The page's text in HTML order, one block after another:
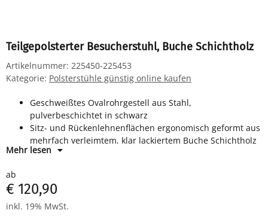
Teilgepolsterter Besucherstuhl, Buche Schichtholz
Artikelnummer: 225450-225453
Kategorie: Polsterstühle günstig online kaufen
Geschweißtes Ovalrohrgestell aus Stahl,
pulverbeschichtet in schwarz
Sitz- und Rückenlehnenflächen ergonomisch geformt aus
mehrfach verleimtem, klar lackiertem Buche Schichtholz
Sitzfläche gepolstert mit Stoffbezug
Sitzmaße: H 460 x B 475 x T 415 mm
Gesamtmaße: H 810 x B 545 x T 425 mm
Mehr lesen
ab
€ 120,90
inkl. 19% MwSt.